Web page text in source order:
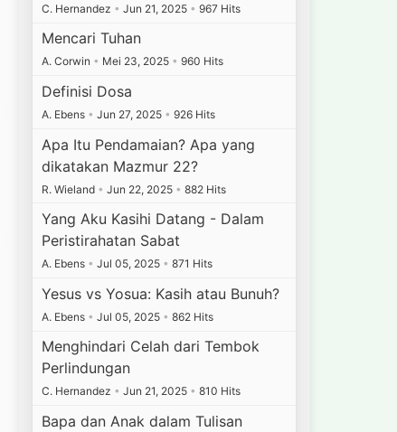
C. Hernandez • Jun 21, 2025 • 967 Hits
Mencari Tuhan
A. Corwin • Mei 23, 2025 • 960 Hits
Definisi Dosa
A. Ebens • Jun 27, 2025 • 926 Hits
Apa Itu Pendamaian? Apa yang
dikatakan Mazmur 22?
R. Wieland • Jun 22, 2025 • 882 Hits
Yang Aku Kasihi Datang - Dalam
Peristirahatan Sabat
A. Ebens • Jul 05, 2025 • 871 Hits
Yesus vs Yosua: Kasih atau Bunuh?
A. Ebens • Jul 05, 2025 • 862 Hits
Menghindari Celah dari Tembok
Perlindungan
C. Hernandez • Jun 21, 2025 • 810 Hits
Bapa dan Anak dalam Tulisan